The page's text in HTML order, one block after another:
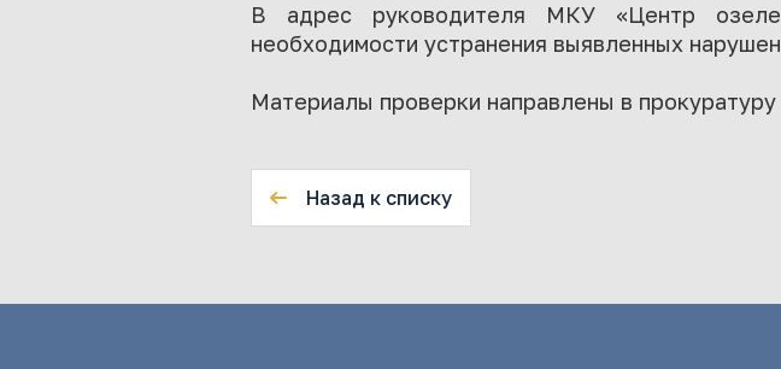
В адрес руководителя МКУ «Центр
необходимости устранения выявленных
Материалы проверки направлены в
Назад к списку